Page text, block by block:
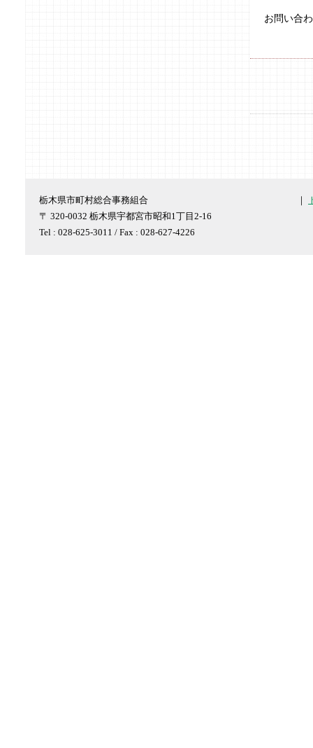
お問い合
栃木県市町村総合事務組合
〒 320-0032 栃木県宇都宮市昭和1丁目2-16
Tel : 028-625-3011 / Fax : 028-627-4226